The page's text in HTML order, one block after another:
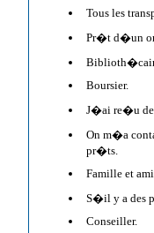
Tous les
Pr�t d�un
Boursier.
J�ai re�u des
On m�a
pr�ts.
Famille et
S�il y a des
Conseiller.